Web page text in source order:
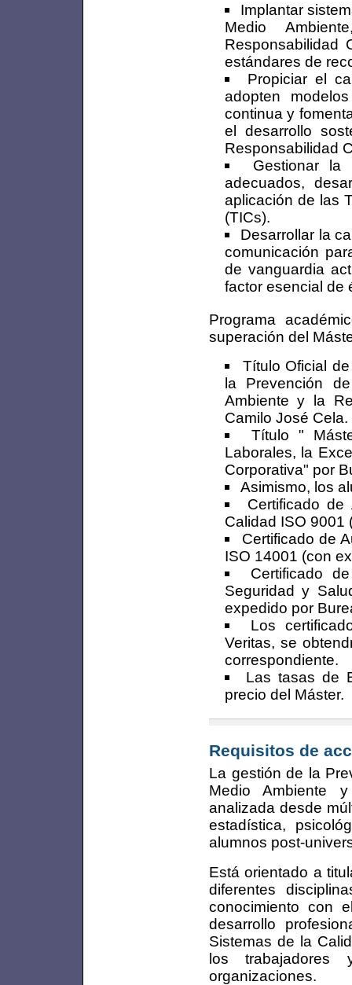
Implantar
Medio
Responsabilidad
estándares de
Propiciar el
adopten
continua y
el desarrollo
Responsabilidad
Gestionar la
adecuados,
aplicación de las
(TICs).
Desarrollar la
comunicación
de vanguardia
factor esencial de
Programa
superación del
Título Oficial
la Prevención
Ambiente y la
Camilo José Cela.
Título "
Laborales, la
Corporativa" por
Asimismo, los
Certificado
Calidad ISO 9001
Certificado de
ISO 14001 (con
Certificado
Seguridad y
expedido por
Los
Veritas, se
correspondiente.
Las tasas de
precio del Máster.
Requisitos de
La gestión de la
Medio Ambiente
analizada desde
estadística,
alumnos post-
Está orientado a
diferentes
conocimiento con
desarrollo
Sistemas de la
los trabajadores
organizaciones.